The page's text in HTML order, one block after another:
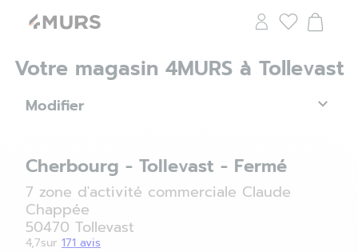
Votre magasin 4MURS à Tollevast
Modifier
Cherbourg - Tollevast - Fermé
7 zone d'activité commerciale Claude
Chappée
50470 Tollevast
4,7sur 171 avis